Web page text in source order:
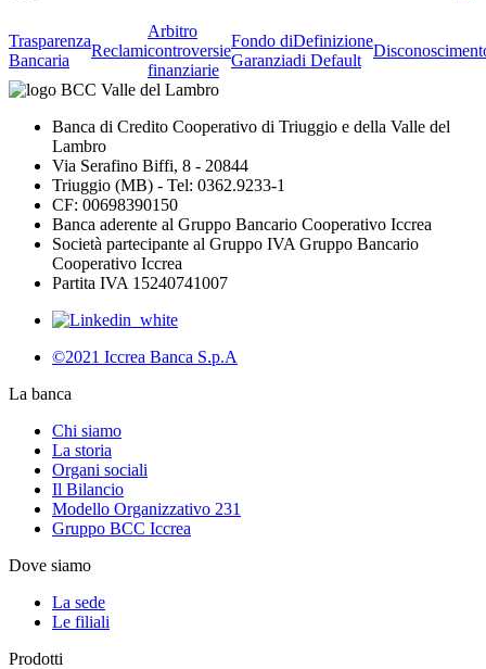
Trasparenza
Bancaria
Reclami
Arbitro
controversie
finanziarie
Fondo di
Garanzia
Definizione
di Default
Banca di Credito Cooperativo di Triuggio e della Valle del
Lambro
Via Serafino Biffi, 8 - 20844
Triuggio (MB) - Tel: 0362.9233-1
CF: 00698390150
Banca aderente al Gruppo Bancario Cooperativo Iccrea
Società partecipante al Gruppo IVA Gruppo Bancario
Cooperativo Iccrea
Partita IVA 15240741007
©2021 Iccrea Banca S.p.A
La banca
Chi siamo
La storia
Organi sociali
Il Bilancio
Modello Organizzativo 231
Gruppo BCC Iccrea
Dove siamo
La sede
Le filiali
Prodotti